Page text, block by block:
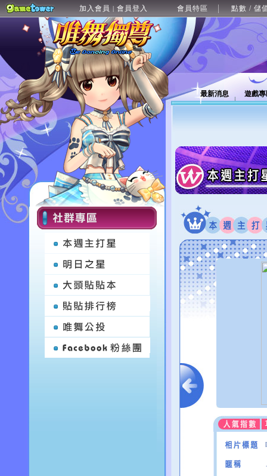
加入會員 | 會員登入 會員特區 點數 / 儲
最新消息 遊戲